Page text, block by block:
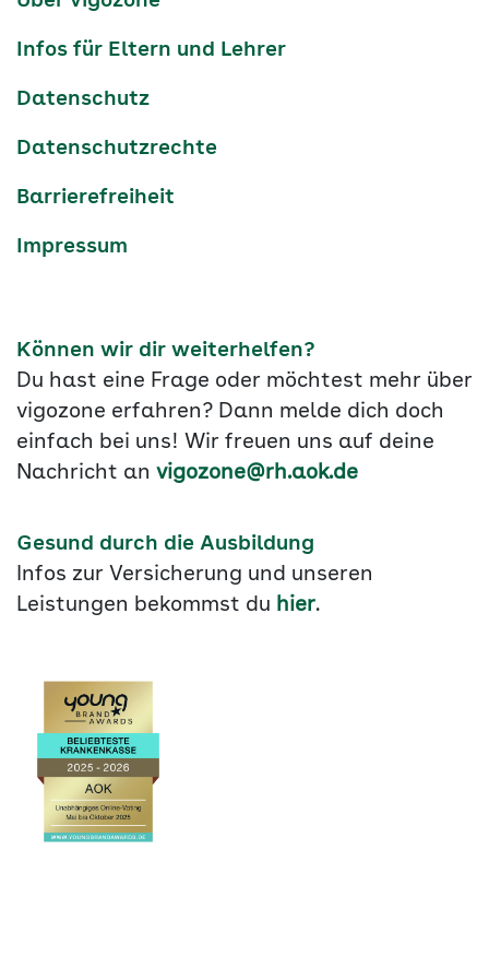
Infos für Eltern und Lehrer
Datenschutz
Datenschutzrechte
Barrierefreiheit
Impressum
Können wir dir weiterhelfen?
Du hast eine Frage oder möchtest mehr über
vigozone erfahren? Dann melde dich doch
einfach bei uns! Wir freuen uns auf deine
Nachricht an vigozone@rh.aok.de
Gesund durch die Ausbildung
Infos zur Versicherung und unseren
Leistungen bekommst du hier.